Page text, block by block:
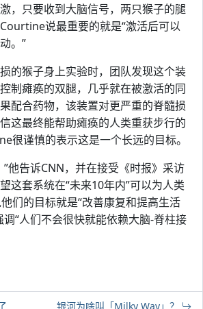
，只要收到大脑信号，两只猴子的腿
说最重要的就是“激活后可以
。”
的猴子身上实验时，团队发现这个装
制瘫痪的双腿，几乎就在被激活的同
配合药物，该装置对更严重的脊髓损
这最终能帮助瘫痪的人类重获步行的
很谨慎的表示这是一个长远的目标。
他告诉CNN，并在接受《时报》采访
这套系统在“未来10年内”可以为人类
们的目标就是“改善康复和提高生活
调“人们不会很快就能依赖大脑-脊柱接
银河为啥叫「Milky Way」？